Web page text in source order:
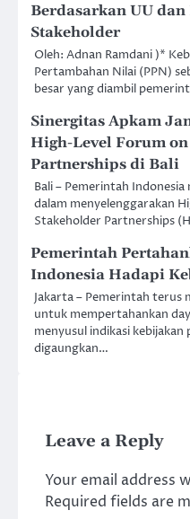
Berdasarkan UU dan
Stakeholder
Oleh: Adnan Ramdani )*
Pertambahan Nilai (PPN)
besar yang diambil
Sinergitas Apkam
High-Level Forum
Partnerships di Bali
Bali – Pemerintah
dalam menyelenggarakan
Stakeholder Partnerships
Pemerintah
Indonesia Hadapi
Jakarta – Pemerintah terus
untuk mempertahankan
menyusul indikasi
digaungkan…
Leave a Reply
Your email address
Required fields are